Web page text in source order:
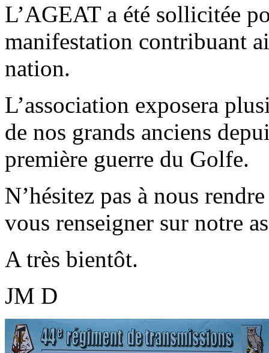
L’AGEAT a été sollicitée
manifestation contribuant
nation.
L’association exposera
de nos grands anciens
première guerre du Golfe.
N’hésitez pas à nous
vous renseigner sur notre
A très bientôt.
JM D